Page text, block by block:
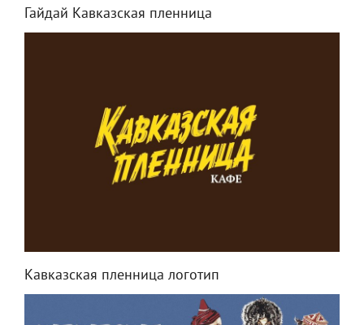
Гайдай Кавказская пленница
Кавказская пленница логотип